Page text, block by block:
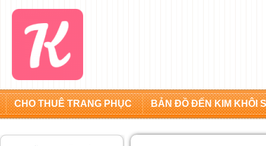
CHO THUÊ TRANG PHỤC BẢN ĐỒ ĐẾN KIM KHÔI